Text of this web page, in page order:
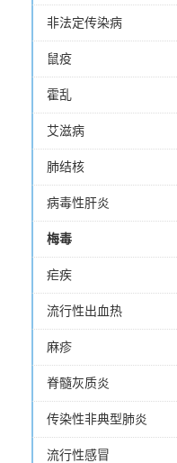
非法定传染病
鼠疫
霍乱
艾滋病
肺结核
病毒性肝炎
梅毒
疟疾
流行性出血热
麻疹
脊髓灰质炎
传染性非典型肺炎
流行性感冒